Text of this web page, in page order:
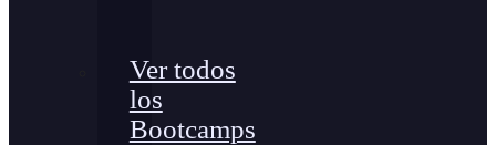
Ver todos
los
Bootcamps